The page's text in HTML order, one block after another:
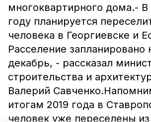
многоквартирного дома.-
году планируется
человека в Георгиевске и
Расселение запланировано
декабрь, - рассказал
строительства и
Валерий
итогам 2019 года в
человек уже переселены